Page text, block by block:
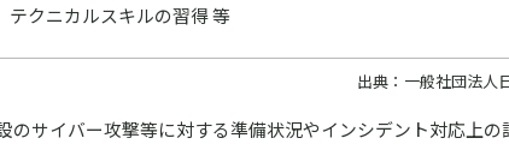
テクニカルスキルの習得 等
出典：一般社団法人
のサイバー攻撃等に対する準備状況やインシデント対応上